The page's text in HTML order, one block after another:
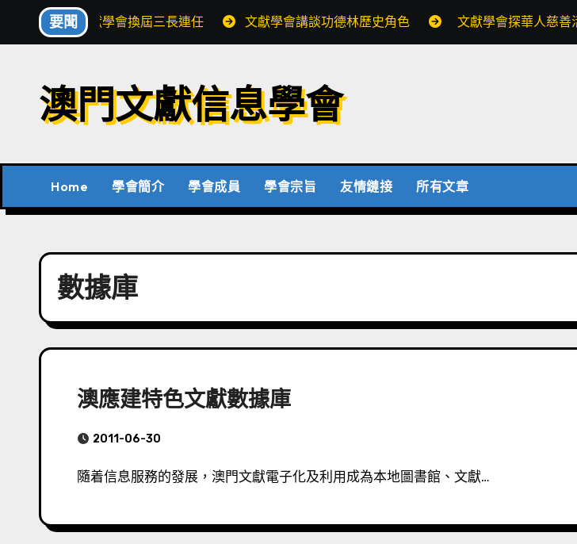
要聞 文獻學會換屆三長連任 文獻學會講談功德林歷史角色 文獻學會探華人慈善
澳門文獻信息學會
Home 學會簡介 學會成員 學會宗旨 友情鏈接 所有文章
數據庫
澳應建特色文獻數據庫
2011-06-30
隨着信息服務的發展，澳門文獻電子化及利用成為本地圖書館、文獻…